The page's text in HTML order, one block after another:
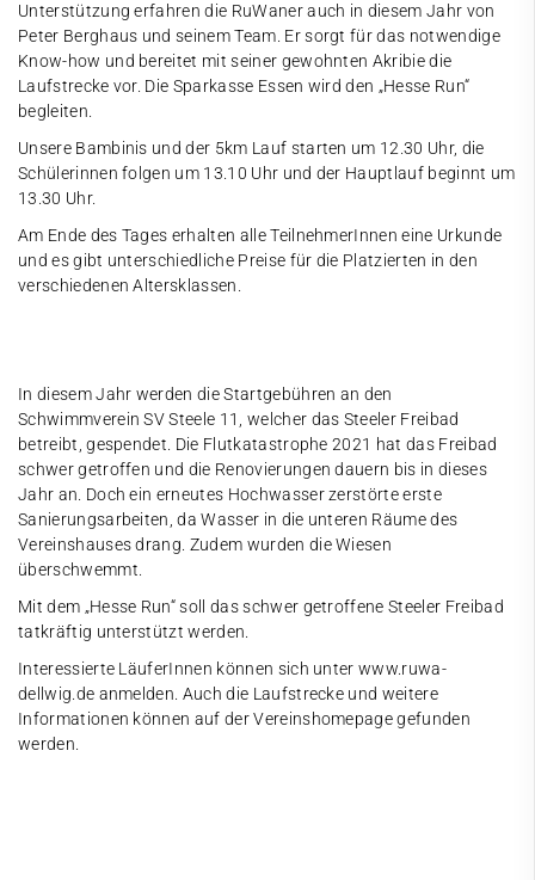
Unterstützung erfahren die RuWaner auch in diesem Jahr von
Peter Berghaus und seinem Team. Er sorgt für das notwendige
Know-how und bereitet mit seiner gewohnten Akribie die
Laufstrecke vor. Die Sparkasse Essen wird den „Hesse Run“
begleiten.
Unsere Bambinis und der 5km Lauf starten um 12.30 Uhr, die
Schülerinnen folgen um 13.10 Uhr und der Hauptlauf beginnt um
13.30 Uhr.
Am Ende des Tages erhalten alle TeilnehmerInnen eine Urkunde
und es gibt unterschiedliche Preise für die Platzierten in den
verschiedenen Altersklassen.
In diesem Jahr werden die Startgebühren an den
Schwimmverein SV Steele 11, welcher das Steeler Freibad
betreibt, gespendet. Die Flutkatastrophe 2021 hat das Freibad
schwer getroffen und die Renovierungen dauern bis in dieses
Jahr an. Doch ein erneutes Hochwasser zerstörte erste
Sanierungsarbeiten, da Wasser in die unteren Räume des
Vereinshauses drang. Zudem wurden die Wiesen
überschwemmt.
Mit dem „Hesse Run“ soll das schwer getroffene Steeler Freibad
tatkräftig unterstützt werden.
Interessierte LäuferInnen können sich unter www.ruwa-
dellwig.de anmelden. Auch die Laufstrecke und weitere
Informationen können auf der Vereinshomepage gefunden
werden.